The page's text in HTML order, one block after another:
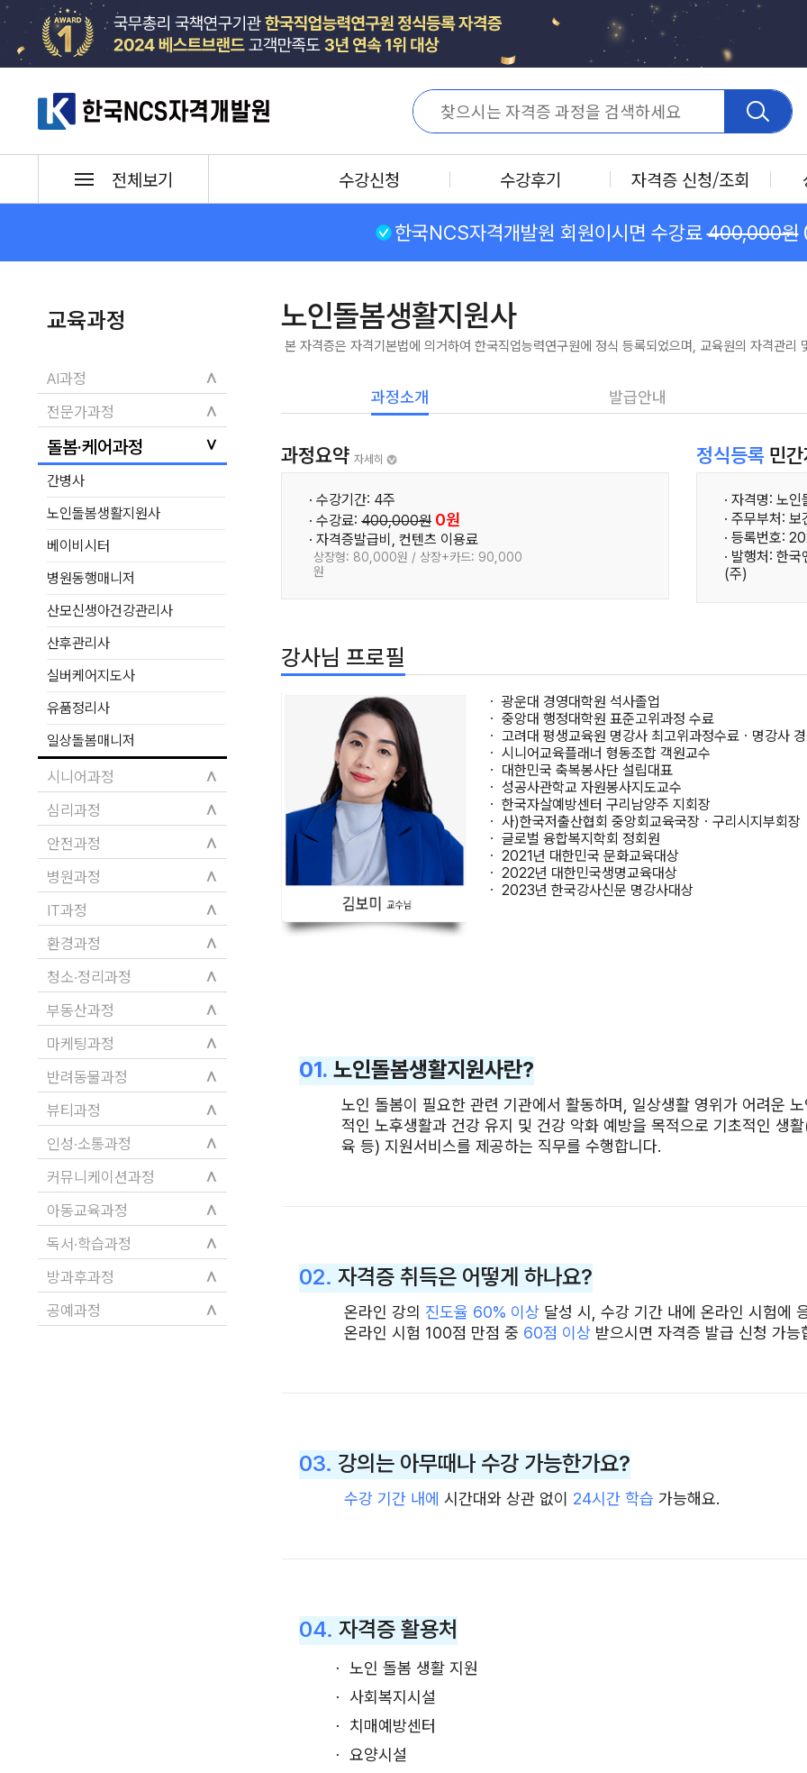
한국NCS자격개발원
전체보기 수강신청 수강후기 자격증 신청/조회
한국NCS자격개발원 회원이시면 수강료400,000원
교육과정
AI과정 ∧
전문가과정 ∧
돌봄·케어과정 ∨
간병사
노인돌봄생활지원사
베이비시터
병원동행매니저
산모신생아건강관리사
산후관리사
실버케어지도사
유품정리사
일상돌봄매니저
시니어과정 ∧
심리과정 ∧
안전과정 ∧
병원과정 ∧
IT과정 ∧
환경과정 ∧
청소·정리과정 ∧
부동산과정 ∧
마케팅과정 ∧
반려동물과정 ∧
뷰티과정 ∧
인성·소통과정 ∧
커뮤니케이션과정 ∧
아동교육과정 ∧
독서·학습과정 ∧
방과후과정 ∧
공예과정 ∧
노인돌봄생활지원사
본 자격증은 자격기본법에 의거하여 한국직업능력연구원에 정식 등록되었으며, 교육원의 자격관리
과정소개 발급안내
과정요약 자세히
· 수강기간: 4주
· 수강료: 400,000원 0원
· 자격증발급비, 컨텐츠 이용료
상장형: 80,000원 / 상장+카드: 90,000
원
정식등록 민
· 자격명: 노
· 주무부처: 보
· 등록번호:
· 발행처: 한
(주)
강사님 프로필
ㆍ 광운대 경영대학원 석사졸업
ㆍ 중앙대 행정대학원 표준고위과정 수료
ㆍ 고려대 평생교육원 명강사 최고위과정수료ㆍ명강사
ㆍ 시니어교육플래너 형동조합 객원교수
ㆍ 대한민국 축복봉사단 설립대표
ㆍ 성공사관학교 자원봉사지도교수
ㆍ 한국자살예방센터 구리남양주 지회장
ㆍ 사)한국저출산협회 중앙회교육국장ㆍ구리시지부회장
ㆍ 글로벌 융합복지학회 정회원
ㆍ 2021년 대한민국 문화교육대상
ㆍ 2022년 대한민국생명교육대상
ㆍ 2023년 한국강사신문 명강사대상
01. 노인돌봄생활지원사란?
노인 돌봄이 필요한 관련 기관에서 활동하며, 일상생활 영위가 어려운
적인 노후생활과 건강 유지 및 건강 악화 예방을 목적으로 기초적인 생
육 등) 지원서비스를 제공하는 직무를 수행합니다.
02. 자격증 취득은 어떻게 하나요?
온라인 강의 진도율 60% 이상 달성 시, 수강 기간 내에 온라인 시험에
온라인 시험 100점 만점 중 60점 이상 받으시면 자격증 발급 신청 가능
03. 강의는 아무때나 수강 가능한가요?
수강 기간 내에 시간대와 상관 없이 24시간 학습 가능해요.
04. 자격증 활용처
ㆍ 노인 돌봄 생활 지원
ㆍ 사회복지시설
ㆍ 치매예방센터
ㆍ 요양시설